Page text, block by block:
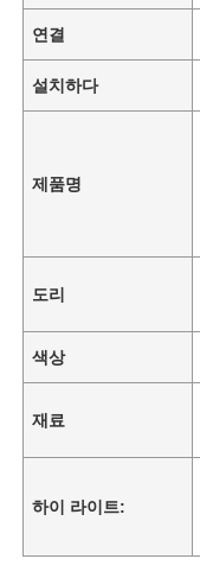
연결
설치하다
제품명
도리
색상
재료
하이 라이트: